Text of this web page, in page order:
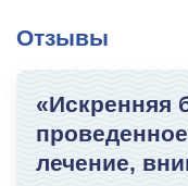
Отзывы
«Искренняя
лечение,